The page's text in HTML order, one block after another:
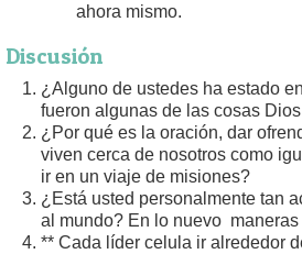
ahora mismo.
Discusión
¿Alguno de ustedes ha estado
fueron algunas de las cosas
¿Por qué es la oración, dar
viven cerca de nosotros como
ir en un viaje de misiones?
¿Está usted personalmente tan
al mundo? En lo nuevo
** Cada líder celula ir alrededor